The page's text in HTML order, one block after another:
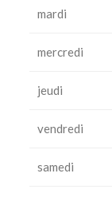
mardi
mercredi
jeudi
vendredi
samedi